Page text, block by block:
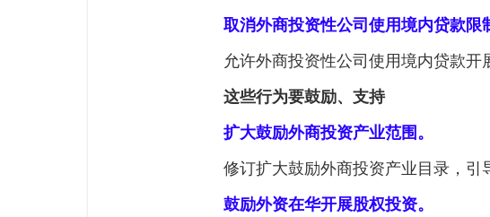
取消外商投资性公司使用境内贷款限
允许外商投资性公司使用境内贷款
这些行为要鼓励、支持
扩大鼓励外商投资产业范围。
修订扩大鼓励外商投资产业目录，引
鼓励外资在华开展股权投资。